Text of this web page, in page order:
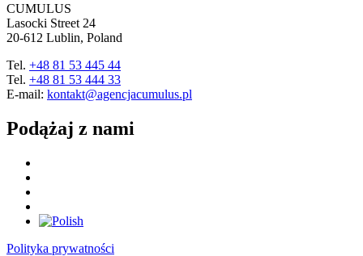
CUMULUS
Lasocki Street 24
20-612 Lublin, Poland
Tel. +48 81 53 445 44
Tel. +48 81 53 444 33
E-mail: kontakt@agencjacumulus.pl
Podążaj z nami
Polityka prywatności